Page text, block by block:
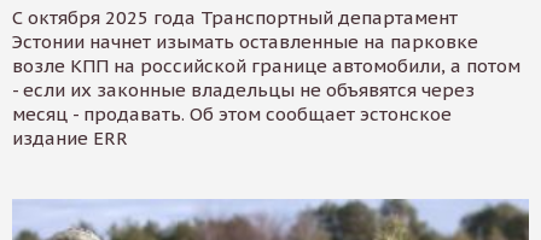
С октября 2025 года Транспортный департамент
Эстонии начнет изымать оставленные на парковке
возле КПП на российской границе автомобили, а потом
- если их законные владельцы не объявятся через
месяц - продавать. Об этом сообщает эстонское
издание ERR